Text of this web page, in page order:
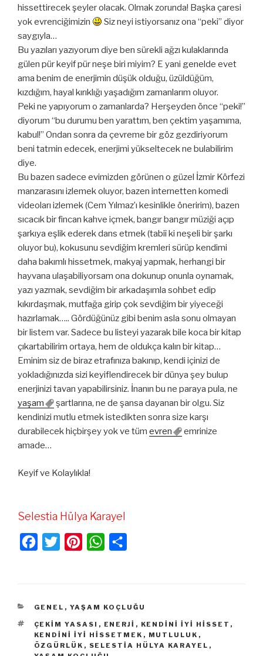
hissettirecek şeyler olacak. Olmak zorunda! Başka çaresi
yok evrenciğimizin
Siz neyi istiyorsanız ona “peki” diyor
saygıyla…
Bu yazıları yazıyorum diye ben sürekli ağzı kulaklarında
gülen pür keyif pür neşe biri miyim? E yani genelde evet
ama benim de enerjimin düşük olduğu, üzüldüğüm,
kızdığım, hayal kırıklığı yaşadığım zamanlarım oluyor.
Peki ne yapıyorum o zamanlarda? Herşeyden önce “peki!”
diyorum “bu durumu ben yarattım, ben çektim yaşamıma,
kabul!” Ondan sonra da çevreme bir göz gezdiriyorum
beni tatmin edecek, enerjimi yükseltecek ne bulabilirim
diye.
Bu bazen sadece evimizden görünen o güzel İzmir Körfezi
manzarasını izlemek oluyor, bazen internetten komedi
videoları izlemek (Cem Yılmaz’ı kesinlikle öneririm), bazen
sıcacık bir fincan kahve içmek, bangır bangır müziği açıp
şarkıya eşlik ederek dans etmek (tabiî ki neşeli bir şarkı
oluyor bu), kokusunu sevdiğim kremleri sürüp kendimi
daha bakımlı hissetmek, makyaj yapmak, herhangi bir
hayvana ulaşabiliyorsam ona dokunup onunla oynamak,
yazı yazmak, sevdiğim bir arkadaşımla sohbet edip
kıkırdaşmak, mutfağa girip çok sevdiğim bir yiyeceği
hazırlamak….. Gördüğünüz gibi benim asla sonu olmayan
bir listem var. Sadece bu listeyi yazarak bile koca bir kitap
çıkartabilirim ortaya, hem de oldukça kalın bir kitap…
Eminim siz de biraz etrafınıza bakınıp, kendi içinizi de
yokladığınızda sizi keyiflendirecek bir dünya şey bulup
enerjinizi tavan yapabilirsiniz. İnanın bu ne paraya pula, ne
yaşam
şartlarına, ne de şansa dayanan bir olgu. Siz
kendinizi mutlu etmek istedikten sonra size karşı
durabilecek hiçbirşey yok ve tüm evren
emrinize
amade…
Keyif ve Kolaylıkla!
Selestia Hülya Karayel
b
o
o
t
e
r
e
r
e
W
s
A
p
e
KATEGORILER
GENEL , YAŞAM KOÇLUĞU
ETIKETLER
ÇEKIM YASASI , ENERJI , KENDINI IYI HISSET ,
KENDINI IYI HISSETMEK , MUTLULUK ,
ÖZGÜRLÜK , SELESTIA HÜLYA KARAYEL ,